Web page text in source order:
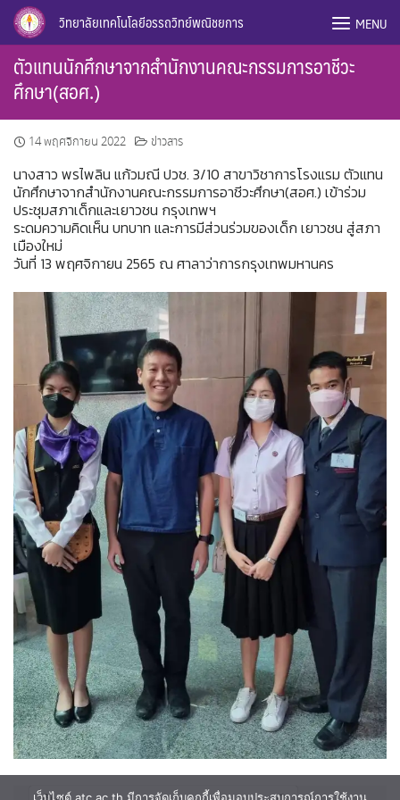
Skip
content
วิทยาลัยเทคโนโลยีอรรถวิทย์พณิชยการ MENU
ตัวแทนนักศึกษาจากสำนักงานคณะกรรมการอาชีวะ
ศึกษา(สอศ.)
14 พฤศจิกายน 2022 ข่าวสาร
นางสาว พรไพลิน แก้วมณี ปวช. 3/10 สาขาวิชาการโรงแรม ตัวแทน
นักศึกษาจากสำนักงานคณะกรรมการอาชีวะศึกษา(สอศ.) เข้าร่วม
ประชุมสภาเด็กและเยาวชน กรุงเทพฯ
ระดมความคิดเห็น บทบาท และการมีส่วนร่วมของเด็ก เยาวชน สู่สภา
เมืองใหม่
วันที่ 13 พฤศจิกายน 2565 ณ ศาลาว่าการกรุงเทพมหานคร
ค้นหา